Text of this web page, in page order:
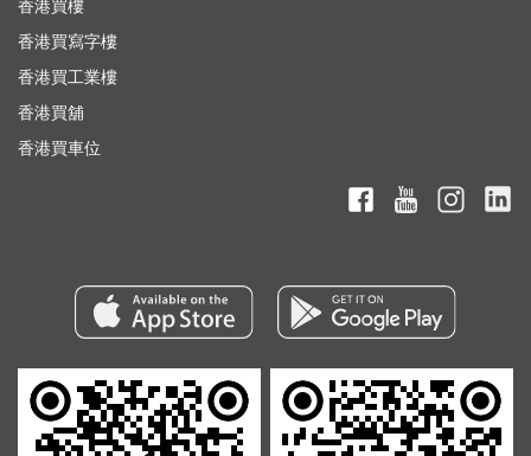
香港買樓
香港買寫字樓
香港買工業樓
香港買舖
香港買車位